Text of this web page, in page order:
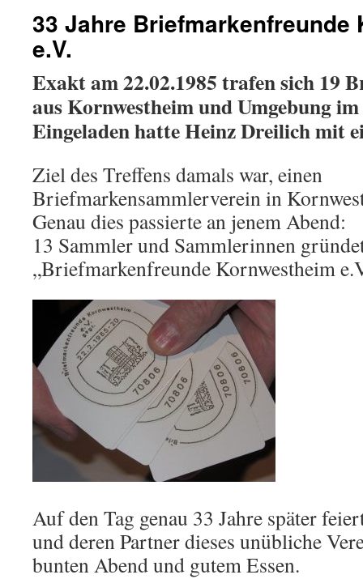
33 Jahre Briefmarkenfreunde
e.V.
Exakt am 22.02.1985 trafen sich 19
aus Kornwestheim und Umgebung
Eingeladen hatte Heinz Dreilich mit
Ziel des Treffens damals war, einen
Briefmarkensammlerverein in
Genau dies passierte an jenem Abend:
13 Sammler und Sammlerinnen
„Briefmarkenfreunde Kornwestheim
Auf den Tag genau 33 Jahre später
und deren Partner dieses unübliche
bunten Abend und gutem Essen.